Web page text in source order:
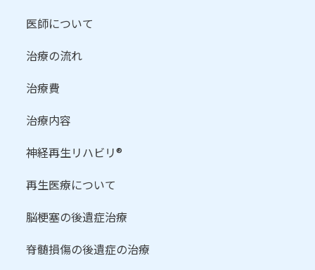
医師について
治療の流れ
治療費
治療内容
神経再生リハビリ®
再生医療について
脳梗塞の後遺症治療
脊髄損傷の後遺症の治療